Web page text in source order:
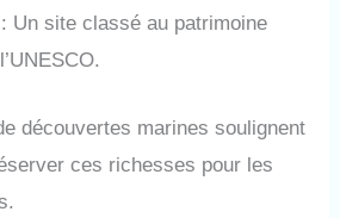
Un site classé au patrimoine
découvertes marines soulignent
ces richesses pour les